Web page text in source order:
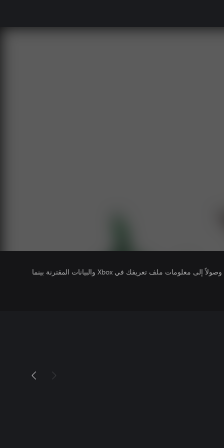
يتلقى ناشرو الألعاب التي تقوم بتشغيلها وصولاً إلى معلومات ملف تعريفك في Xbox والبيانات المقترنة بينما